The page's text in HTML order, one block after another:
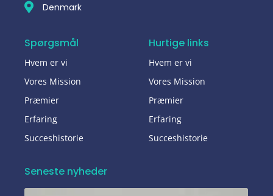
Denmark
Spørgsmål
Hvem er vi
Vores Mission
Præmier
Erfaring
Succeshistorie
Hurtige links
Hvem er vi
Vores Mission
Præmier
Erfaring
Succeshistorie
Seneste nyheder